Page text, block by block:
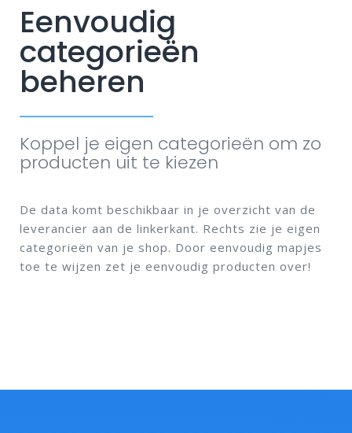
Eenvoudig
categorieën
beheren
Koppel je eigen categorieën om zo
producten uit te kiezen
De data komt beschikbaar in je overzicht van de
leverancier aan de linkerkant. Rechts zie je eigen
categorieën van je shop. Door eenvoudig mapjes
toe te wijzen zet je eenvoudig producten over!